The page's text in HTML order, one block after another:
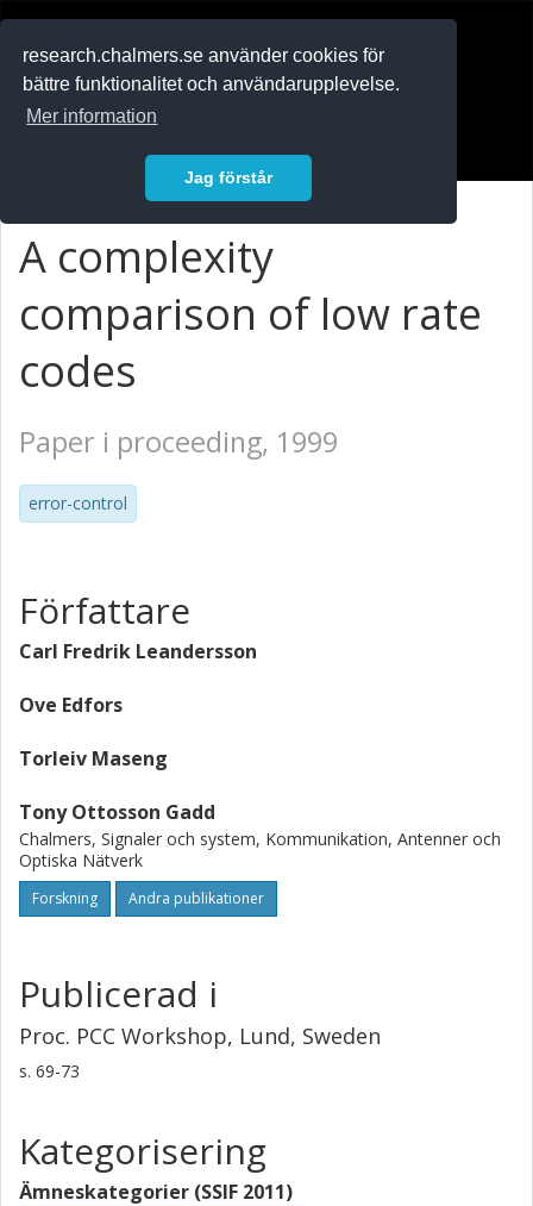
research.chalmers.se använder cookies för
bättre funktionalitet och användarupplevelse.
Mer information
Jag förstår
A complexity
comparison of low rate
codes
Paper i proceeding, 1999
error-control
Författare
Carl Fredrik Leandersson
Ove Edfors
Torleiv Maseng
Tony Ottosson Gadd
Chalmers, Signaler och system, Kommunikation, Antenner och
Optiska Nätverk
Forskning Andra publikationer
Publicerad i
Proc. PCC Workshop, Lund, Sweden
s. 69-73
Kategorisering
Ämneskategorier (SSIF 2011)